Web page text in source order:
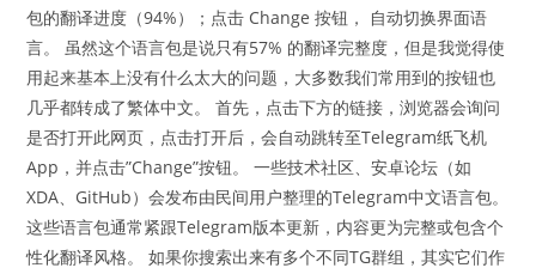
包的翻译进度（94%）；点击 Change 按钮， 自动切换界面语
言。 虽然这个语言包是说只有57% 的翻译完整度，但是我觉得使
用起来基本上没有什么太大的问题，大多数我们常用到的按钮也
几乎都转成了繁体中文。 首先，点击下方的链接，浏览器会询问
是否打开此网页，点击打开后，会自动跳转至Telegram纸飞机
App，并点击”Change”按钮。 一些技术社区、安卓论坛（如
XDA、GitHub）会发布由民间用户整理的Telegram中文语言包。
这些语言包通常紧跟Telegram版本更新，内容更为完整或包含个
性化翻译风格。 如果你搜索出来有多个不同TG群组，其实它们作